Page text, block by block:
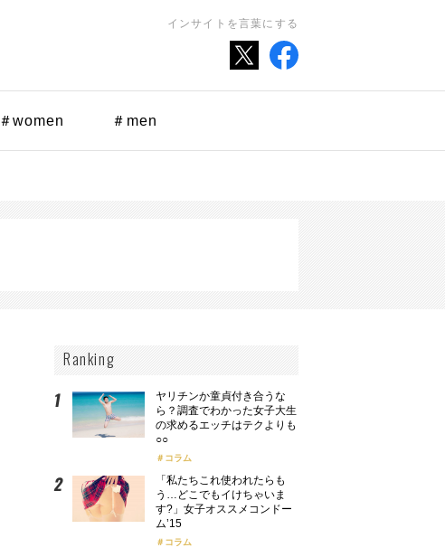
インサイトを言葉にする
＃women ＃men
Ranking
ヤリチンか童貞付き合うな
ら？調査でわかった女子大生
の求めるエッチはテクよりも
○○
コラム
「私たちこれ使われたらも
う…どこでもイけちゃいま
す?」女子オススメコンドー
ム’15
コラム